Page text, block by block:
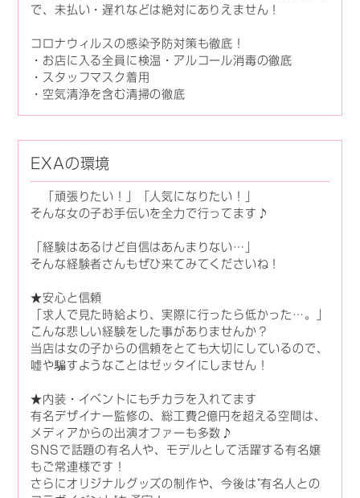
で、未払い・遅れなどは絶対にありえません！
コロナウィルスの感染予防対策も徹底！
・お店に入る全員に検温・アルコール消毒の徹底
・スタッフマスク着用
・空気清浄を含む清掃の徹底
EXAの環境
「頑張りたい！」「人気になりたい！」
そんな女の子お手伝いを全力で行ってます♪
「経験はあるけど自信はあんまりない…」
そんな経験者さんもぜひ来てみてくださいね！
★安心と信頼
「求人で見た時給より、実際に行ったら低かった…。」
こんな悲しい経験をした事がありませんか？
当店は女の子からの信頼をとても大切にしているので、
嘘や騙すようなことはゼッタイにしません！
★内装・イベントにもチカラを入れてます
有名デザイナー監修の、総工費2億円を超える空間は、
メディアからの出演オファーも多数♪
SNSで話題の有名人や、モデルとして活躍する有名嬢
もご常連様です！
さらにオリジナルグッズの制作や、今後は"有名人との